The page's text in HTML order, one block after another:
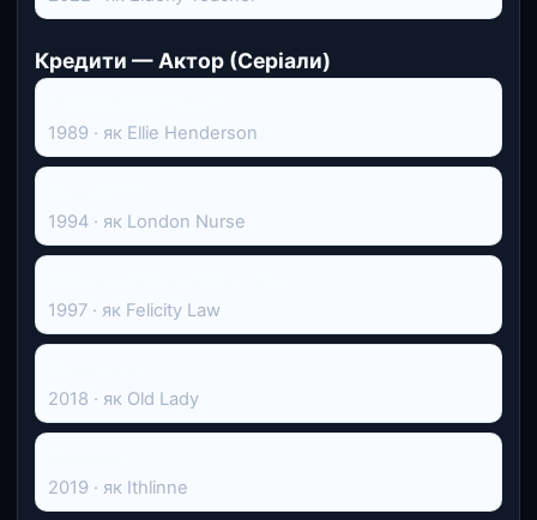
Кредити — Актор (Серіали)
1989 · як Ellie Henderson
1994 · як London Nurse
1997 · як Felicity Law
2018 · як Old Lady
2019 · як Ithlinne